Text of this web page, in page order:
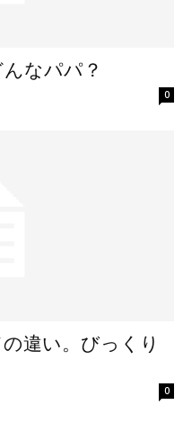
なパパ？
0
違い。びっくり
0